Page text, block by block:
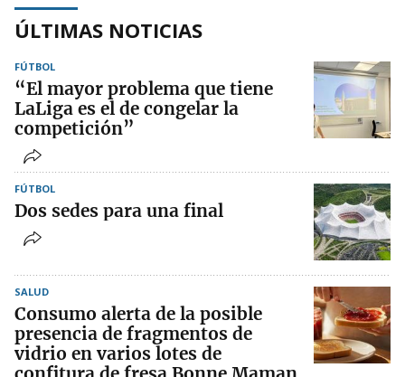
ÚLTIMAS NOTICIAS
FÚTBOL
“El mayor problema que tiene
LaLiga es el de congelar la
competición”
FÚTBOL
Dos sedes para una final
SALUD
Consumo alerta de la posible
presencia de fragmentos de
vidrio en varios lotes de